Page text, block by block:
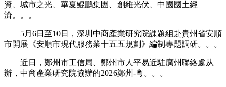
資、城市之光、華夏鯤鵬集團、創維光伏、中國國土經
濟。。。
5月6日至10日，深圳中商產業研究院課題組赴貴州省安順
市開展《安順市現代服務業十五五規劃》編制專題調研。。。
近日，鄭州市工信局、鄭州市人平易近駐廣州聯絡處从
辦，中商產業研究院協辦的2026鄭州-粵。。。